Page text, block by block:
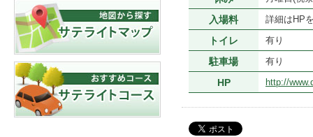
入場料 詳細はHP
トイレ 有り
駐車場 有り
HP http://